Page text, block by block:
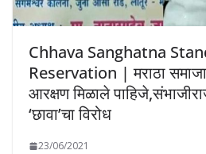
Chhava Sanghatna
Reservation | मराठा
आरक्षण मिळाले
‘छावा’चा विरोध
23/06/2021